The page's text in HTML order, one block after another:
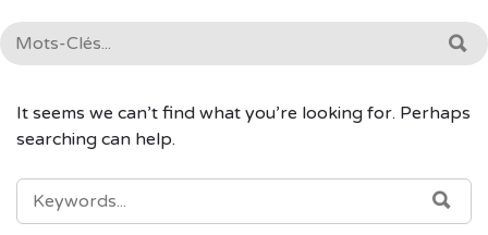
RECHERCHE:
It seems we can’t find what you’re looking for. Perhaps
searching can help.
SEARCH
FOR: